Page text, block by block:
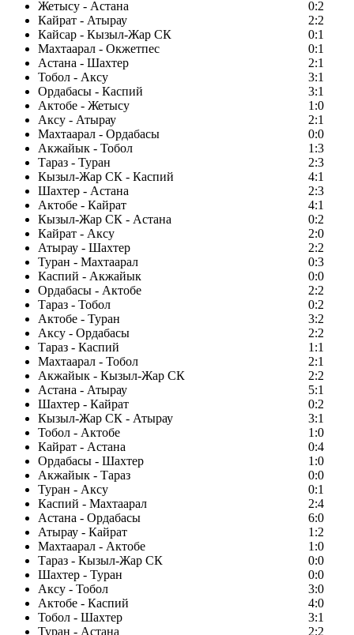
Жетысу - Астана
0:2
Кайрат - Атырау
2:2
Кайсар - Кызыл-Жар СК
0:1
Махтаарал - Окжетпес
0:1
Астана - Шахтер
2:1
Тобол - Аксу
3:1
Ордабасы - Каспий
3:1
Актобе - Жетысу
1:0
Аксу - Атырау
2:1
Махтаарал - Ордабасы
0:0
Акжайык - Тобол
1:3
Тараз - Туран
2:3
Кызыл-Жар СК - Каспий
4:1
Шахтер - Астана
2:3
Актобе - Кайрат
4:1
Кызыл-Жар СК - Астана
0:2
Кайрат - Аксу
2:0
Атырау - Шахтер
2:2
Туран - Махтаарал
0:3
Каспий - Акжайык
0:0
Ордабасы - Актобе
2:2
Тараз - Тобол
0:2
Актобе - Туран
3:2
Аксу - Ордабасы
2:2
Тараз - Каспий
1:1
Махтаарал - Тобол
2:1
Акжайык - Кызыл-Жар СК
2:2
Астана - Атырау
5:1
Шахтер - Кайрат
0:2
Кызыл-Жар СК - Атырау
3:1
Тобол - Актобе
1:0
Кайрат - Астана
0:4
Ордабасы - Шахтер
1:0
Акжайык - Тараз
0:0
Туран - Аксу
0:1
Каспий - Махтаарал
2:4
Астана - Ордабасы
6:0
Атырау - Кайрат
1:2
Махтаарал - Актобе
1:0
Тараз - Кызыл-Жар СК
0:0
Шахтер - Туран
0:0
Аксу - Тобол
3:0
Актобе - Каспий
4:0
Тобол - Шахтер
3:1
Туран - Астана
2:2